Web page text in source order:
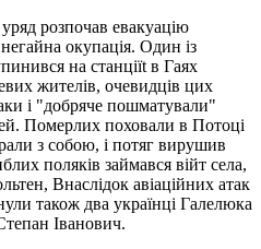
розпочав евакуацію
окупація. Один із
на станціїt в Гаях
жителів, очевидців цих
і "добряче пошматували"
Померлих поховали в Потоці
з собою, і потяг вирушив
поляків займався війт села,
Внаслідок авіаційних атак
також два українці Галелюка
Іванович.